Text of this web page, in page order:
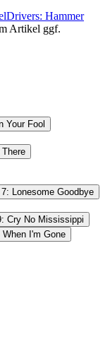
Hammer
Artikel ggf.
Your Fool
Lonesome Goodbye
Cry No Mississippi
When I'm Gone